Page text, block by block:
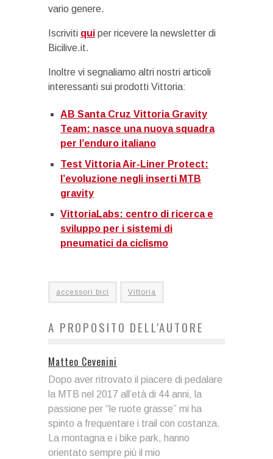
vario genere.
Iscriviti qui per ricevere la newsletter di
Bicilive.it.
Inoltre vi segnaliamo altri nostri articoli
interessanti sui prodotti Vittoria:
AB Santa Cruz Vittoria Gravity
Team: nasce una nuova squadra
per l’enduro italiano
Test Vittoria Air-Liner Protect:
l’evoluzione negli inserti MTB
gravity
VittoriaLabs: centro di ricerca e
sviluppo per i sistemi di
pneumatici da ciclismo
accessori bici Vittoria
A PROPOSITO DELL'AUTORE
Matteo Cevenini
Dopo aver ritrovato il piacere di pedalare
la MTB nel 2017 all’età di 44 anni, la
passione per “le ruote grasse” mi ha
spinto a frequentare i trail con costanza.
La montagna e i bike park, hanno
orientato sempre più il mio